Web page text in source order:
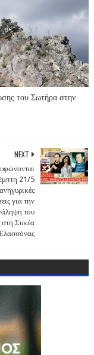
του Σωτήρα στην
NEXT
21/5
για την
του
Συκέα